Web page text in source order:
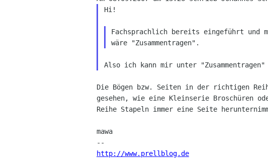
Hi!
Fachsprachlich bereits eingeführt und
Also ich kann mir unter
Die Bögen bzw. Seiten in der richtigen
gesehen, wie eine Kleinserie Broschüren
Reihe Stapeln immer eine Seite
mawa
http://www.prellblog.de